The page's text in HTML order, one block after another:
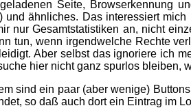
Seite, Browserkennung
und ähnliches. Das interessiert
nur Gesamtstatistiken an, nicht
tun, wenn irgendwelche Rechte
Aber selbst das ignoriere ich
hier nicht ganz spurlos bleiben,
sind ein paar (aber wenige)
so daß auch dort ein Eintrag im